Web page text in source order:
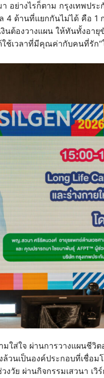
อย่างไรก็ตาม กรุงเทพปร
4 ด้านที่แยกกันไม่ได้ คือ 1
นต้องวางแผน ให้ทันทั้งอา
เวลาที่มีคุณค่ากับคนที่รัก“
มใส่ใจ ผ่านการวางแผนชี
วนเป็นองค์ประกอบที่เชื่อ
วัย ผ่านกิจกรรมเสวนา เ